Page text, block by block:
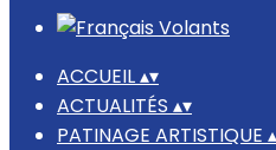
ACCUEIL▴▾
ACTUALITÉS ▴▾
PATINAGE ARTISTIQUE ▴